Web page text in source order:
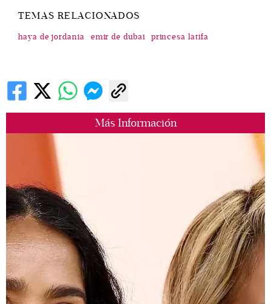
Más Información
TEMAS RELACIONADOS
haya de jordania emir de dubai princesa latifa